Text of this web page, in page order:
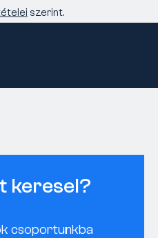
szerint.
keresel?
csoportunkba